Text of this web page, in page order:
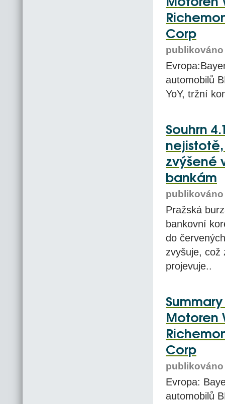
Corp
publikováno
automobilů
YoY, tržní
Souhrn
zvýšené
bankám
publikováno
Pražská
bankovní
do
zvyšuje, což
projevuje..
Motoren
Corp
publikováno
Evropa:
automobilů